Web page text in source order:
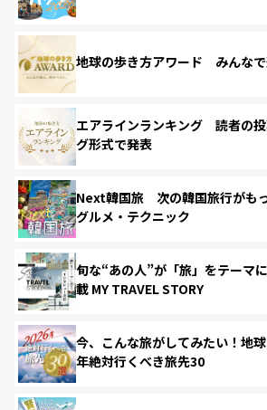
地球の歩き方アワード みんなで
エアラインランキング 読者の
グ形式で発表
Next韓国旅 次の韓国旅行がも
グルメ・テクニック
旬な“あの人”が「旅」をテーマ
載 MY TRAVEL STORY
今、こんな旅がしてみたい！地
年絶対行くべき旅先30